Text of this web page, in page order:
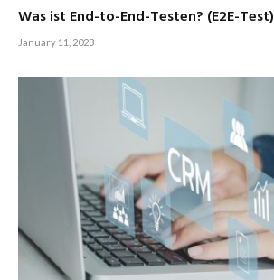
Was ist End-to-End-Testen? (E2E-Test)
January 11, 2023